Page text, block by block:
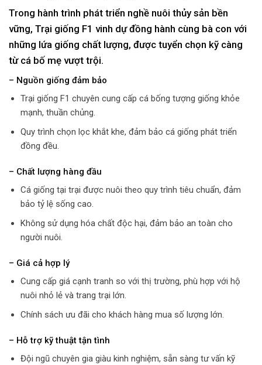
Trong hành trình phát triển nghề nuôi thủy sản bền
vững, Trại giống F1 vinh dự đồng hành cùng bà con với
những lứa giống chất lượng, được tuyển chọn kỹ càng
từ cá bố mẹ vượt trội.
– Nguồn giống đảm bảo
Trại giống F1 chuyên cung cấp cá bống tượng giống khỏe
mạnh, thuần chủng.
Quy trình chọn lọc khắt khe, đảm bảo cá giống phát triển
đồng đều.
– Chất lượng hàng đầu
Cá giống tại trại được nuôi theo quy trình tiêu chuẩn, đảm
bảo tỷ lệ sống cao.
Không sử dụng hóa chất độc hại, đảm bảo an toàn cho
người nuôi.
– Giá cả hợp lý
Cung cấp giá cạnh tranh so với thị trường, phù hợp với hộ
nuôi nhỏ lẻ và trang trại lớn.
Chính sách ưu đãi cho khách hàng mua số lượng lớn.
– Hỗ trợ kỹ thuật tận tình
Đội ngũ chuyên gia giàu kinh nghiệm, sẵn sàng tư vấn kỹ